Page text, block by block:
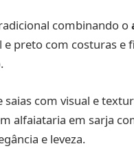
combinando o
e preto com costuras e
saias com visual e
alfaiataria em sarja
e leveza.